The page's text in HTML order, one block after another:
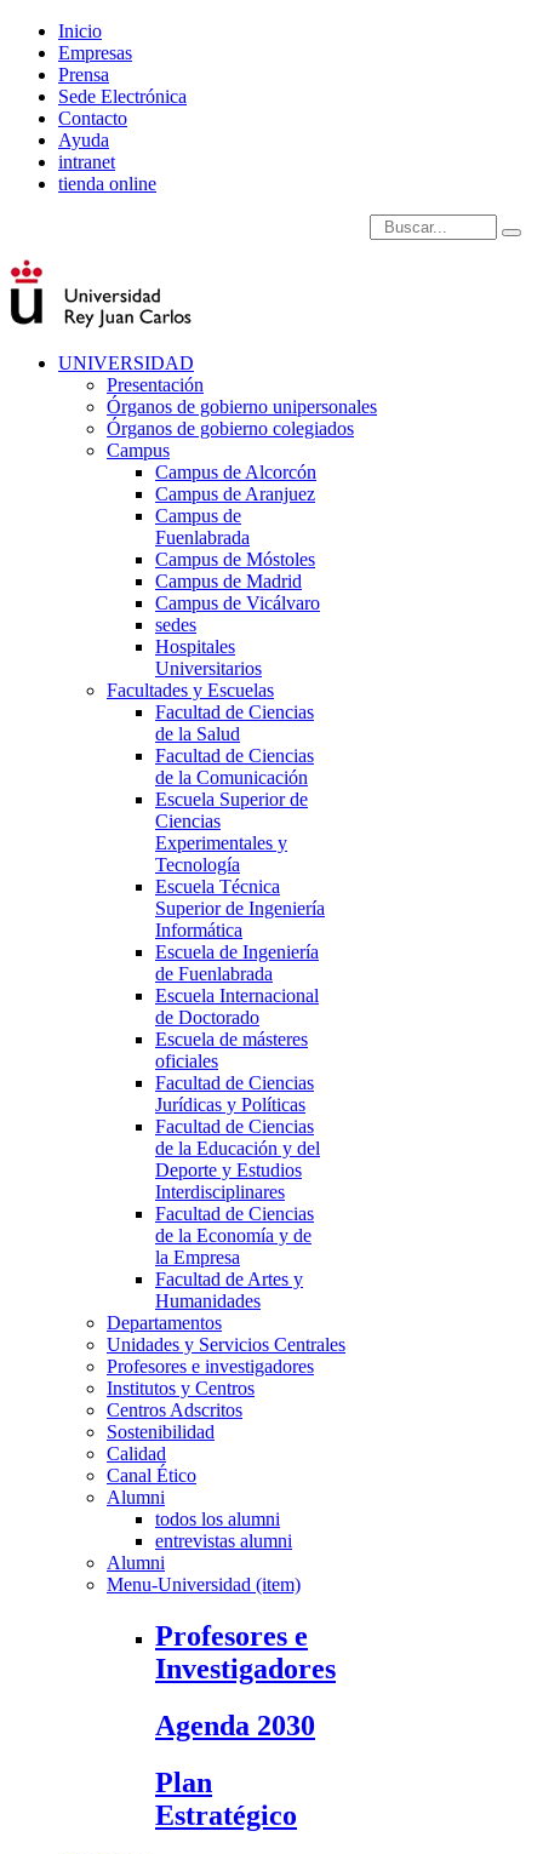
Inicio
Empresas
Prensa
Sede Electrónica
Contacto
Ayuda
intranet
tienda online
Introduce términos de
UNIVERSIDAD
Presentación
Órganos de gobierno unipersonales
Órganos de gobierno colegiados
Campus
Campus de Alcorcón
Campus de Aranjuez
Campus de
Fuenlabrada
Campus de Móstoles
Campus de Madrid
Campus de Vicálvaro
sedes
Hospitales
Universitarios
Facultades y Escuelas
Facultad de Ciencias
de la Salud
Facultad de Ciencias
de la Comunicación
Escuela Superior de
Ciencias
Experimentales y
Tecnología
Escuela Técnica
Superior de Ingeniería
Informática
Escuela de Ingeniería
de Fuenlabrada
Escuela Internacional
de Doctorado
Escuela de másteres
oficiales
Facultad de Ciencias
Jurídicas y Políticas
Facultad de Ciencias
de la Educación y del
Deporte y Estudios
Interdisciplinares
Facultad de Ciencias
de la Economía y de
la Empresa
Facultad de Artes y
Humanidades
Departamentos
Unidades y Servicios Centrales
Profesores e investigadores
Institutos y Centros
Centros Adscritos
Sostenibilidad
Calidad
Canal Ético
Alumni
todos los alumni
entrevistas alumni
Alumni
Menu-Universidad (item)
Profesores e
Investigadores
Agenda 2030
Plan
Estratégico